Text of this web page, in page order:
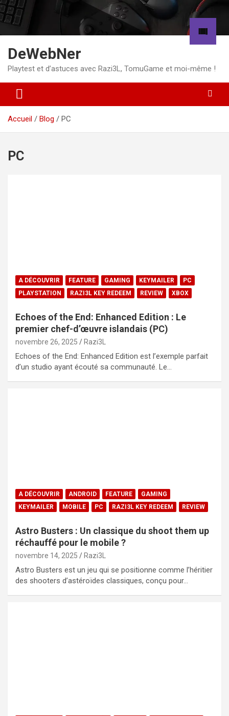
Aller
au
contenu
DeWebNer
Playtest et d’astuces avec Razi3L, TomuGame et moi-même !
Accueil Blog PC
PC
A DÉCOUVRIR FEATURE GAMING KEYMAILER
PC
PLAYSTATION
RAZI3L KEY REDEEM REVIEW XBOX
Echoes of the End: Enhanced Edition : Le
premier chef-d’œuvre islandais (PC)
novembre 26, 2025 Razi3L
Echoes of the End: Enhanced Edition est l’exemple parfait
d’un studio ayant écouté sa communauté. Le…
A DÉCOUVRIR ANDROID FEATURE
GAMING
KEYMAILER
MOBILE PC RAZI3L KEY REDEEM REVIEW
Astro Busters : Un classique du shoot them up
réchauffé pour le mobile ?
novembre 14, 2025 Razi3L
Astro Busters est un jeu qui se positionne comme l’héritier
des shooters d’astéroïdes classiques, conçu pour…